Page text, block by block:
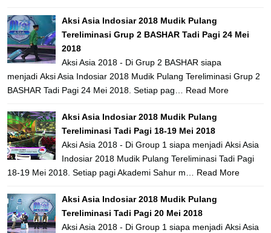
Aksi Asia Indosiar 2018 Mudik Pulang
Tereliminasi Grup 2 BASHAR Tadi Pagi 24 Mei
2018
Aksi Asia 2018 - Di Grup 2 BASHAR siapa
menjadi Aksi Asia Indosiar 2018 Mudik Pulang Tereliminasi Grup 2
BASHAR Tadi Pagi 24 Mei 2018. Setiap pag… Read More
Aksi Asia Indosiar 2018 Mudik Pulang
Tereliminasi Tadi Pagi 18-19 Mei 2018
Aksi Asia 2018 - Di Group 1 siapa menjadi Aksi Asia
Indosiar 2018 Mudik Pulang Tereliminasi Tadi Pagi
18-19 Mei 2018. Setiap pagi Akademi Sahur m… Read More
Aksi Asia Indosiar 2018 Mudik Pulang
Tereliminasi Tadi Pagi 20 Mei 2018
Aksi Asia 2018 - Di Group 1 siapa menjadi Aksi Asia